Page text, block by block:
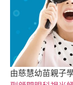
由慈慧幼苗親子